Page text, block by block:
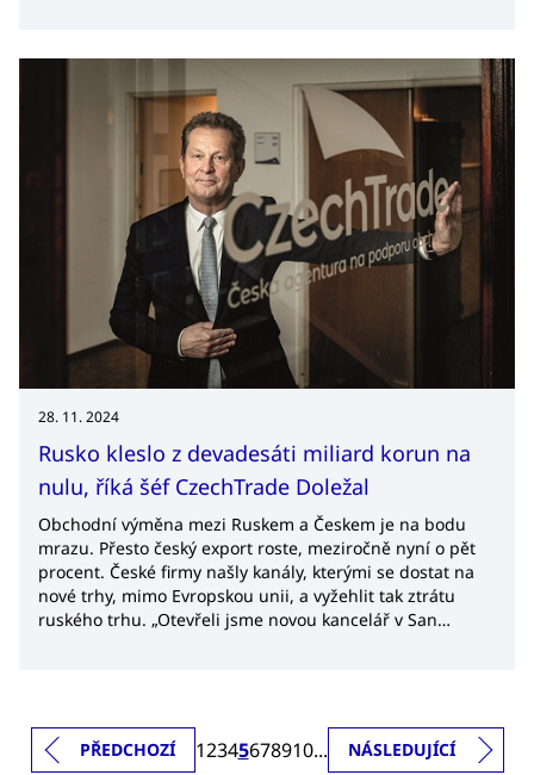
28. 11. 2024
Rusko kleslo z devadesáti miliard korun na
nulu, říká šéf CzechTrade Doležal
Obchodní výměna mezi Ruskem a Českem je na bodu
mrazu. Přesto český export roste, meziročně nyní o pět
procent. České firmy našly kanály, kterými se dostat na
nové trhy, mimo Evropskou unii, a vyžehlit tak ztrátu
ruského trhu. „Otevřeli jsme novou kancelář v San
trhy. Další vycházející hvězdou je podle něj Indie. Nové
Silicon Valley se jmenuje Bengaluru.
PŘEDCHOZÍ 12345678910... NÁSLEDUJÍCÍ